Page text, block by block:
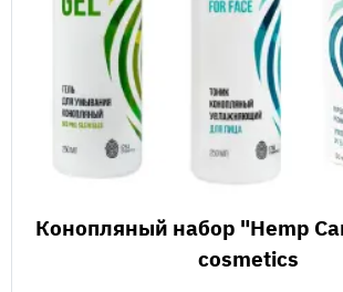
Конопляный набор "Hemp Care Set" 1753
cosmetics